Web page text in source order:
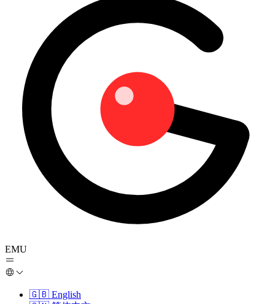
EMU
🇬🇧 English